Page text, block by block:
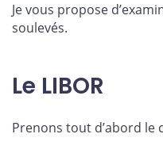
Je vous propose
soulevés.
Le LIBOR
Prenons tout d’abord le